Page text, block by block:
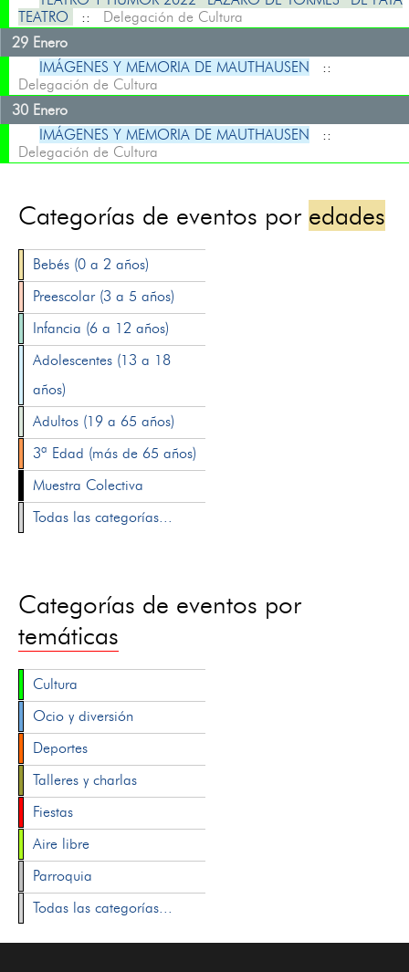
TEATRO
:: Delegación de Cultura
29 Enero
IMÁGENES Y MEMORIA DE MAUTHAUSEN ::
Delegación de Cultura
30 Enero
IMÁGENES Y MEMORIA DE MAUTHAUSEN ::
Delegación de Cultura
Categorías de eventos por edades
Bebés (0 a 2 años)
Preescolar (3 a 5 años)
Infancia (6 a 12 años)
Adolescentes (13 a 18
años)
Adultos (19 a 65 años)
3ª Edad (más de 65 años)
Muestra Colectiva
Todas las categorías...
Categorías de eventos por
temáticas
Cultura
Ocio y diversión
Deportes
Talleres y charlas
Fiestas
Aire libre
Parroquia
Todas las categorías...